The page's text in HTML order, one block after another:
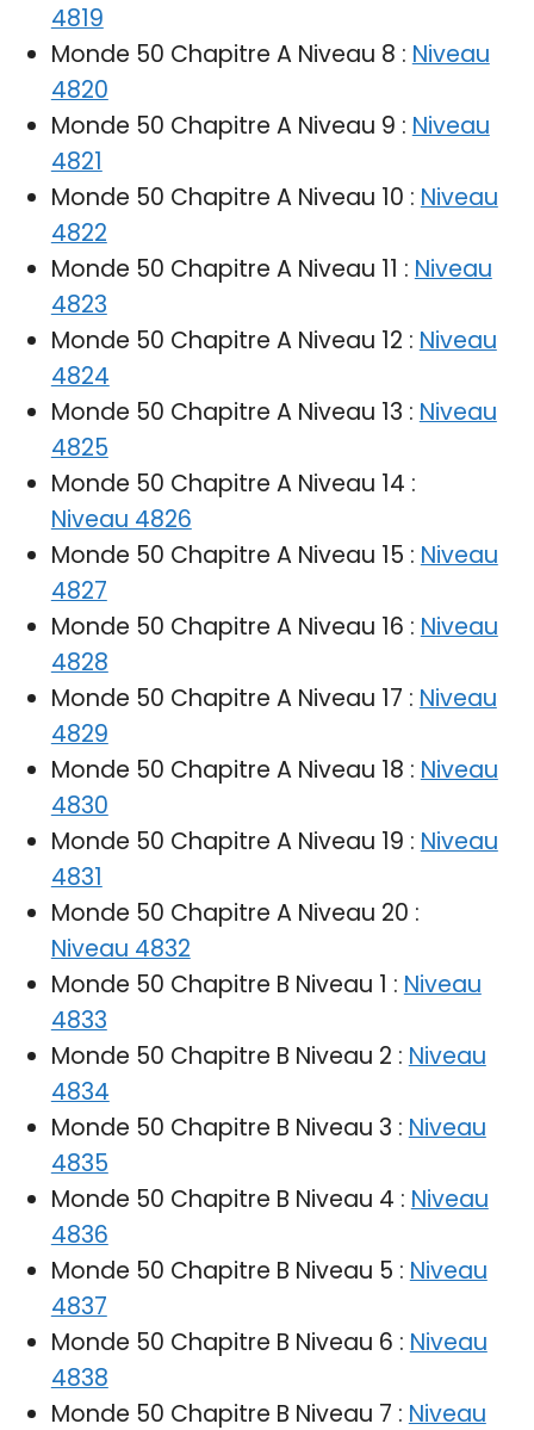
4819
Monde 50 Chapitre A Niveau 8 : Niveau
4820
Monde 50 Chapitre A Niveau 9 : Niveau
4821
Monde 50 Chapitre A Niveau 10 : Niveau
4822
Monde 50 Chapitre A Niveau 11 : Niveau
4823
Monde 50 Chapitre A Niveau 12 : Niveau
4824
Monde 50 Chapitre A Niveau 13 : Niveau
4825
Monde 50 Chapitre A Niveau 14 :
Niveau 4826
Monde 50 Chapitre A Niveau 15 : Niveau
4827
Monde 50 Chapitre A Niveau 16 : Niveau
4828
Monde 50 Chapitre A Niveau 17 : Niveau
4829
Monde 50 Chapitre A Niveau 18 : Niveau
4830
Monde 50 Chapitre A Niveau 19 : Niveau
4831
Monde 50 Chapitre A Niveau 20 :
Niveau 4832
Monde 50 Chapitre B Niveau 1 : Niveau
4833
Monde 50 Chapitre B Niveau 2 : Niveau
4834
Monde 50 Chapitre B Niveau 3 : Niveau
4835
Monde 50 Chapitre B Niveau 4 : Niveau
4836
Monde 50 Chapitre B Niveau 5 : Niveau
4837
Monde 50 Chapitre B Niveau 6 : Niveau
4838
Monde 50 Chapitre B Niveau 7 : Niveau